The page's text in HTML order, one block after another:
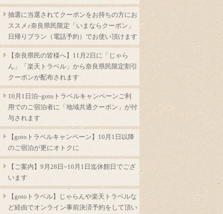
抽選に当選されてクーポンをお持ちの方にお
ススメ♪奈良県民限定「いまならクーポン」
日帰りプラン（電話予約）でお使い頂けます
【奈良県民の皆様へ】11月2日に「じゃら
ん」「楽天トラベル」から奈良県民限定割引
クーポンが配布されます
10月1日泊~gotoトラベルキャンペーンご利
用でのご宿泊者に「地域共通クーポン」が付
与されます
【gotoトラベルキャンペーン】10月1日以降
のご宿泊が更にオトクに
【ご案内】9月28日~10月1日迄休館日でござ
います
【gotoトラベル】じゃらんや楽天トラベルな
ど経由でオンライン事前決済予約をして頂い